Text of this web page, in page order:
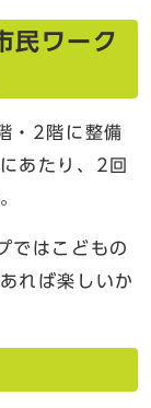
民ワーク
・2階に整備
あたり、2回
ではこどもの
れば楽しいか